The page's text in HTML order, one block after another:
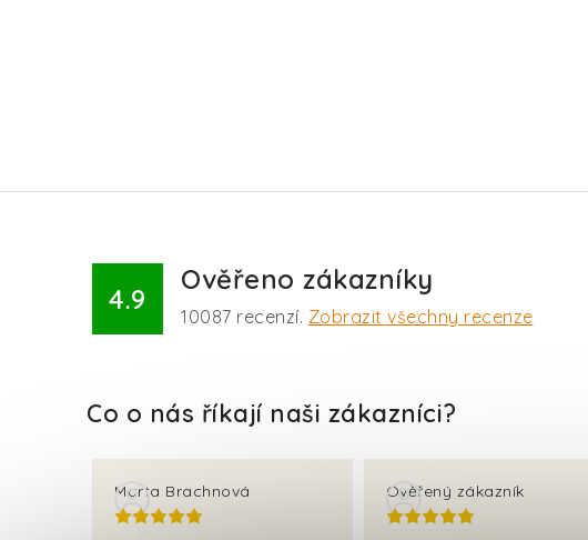
4.9
Ověřeno zákazníky
10087 recenzí. Zobrazit všechny recenze
Marta Brachnová Ověřený zákazník